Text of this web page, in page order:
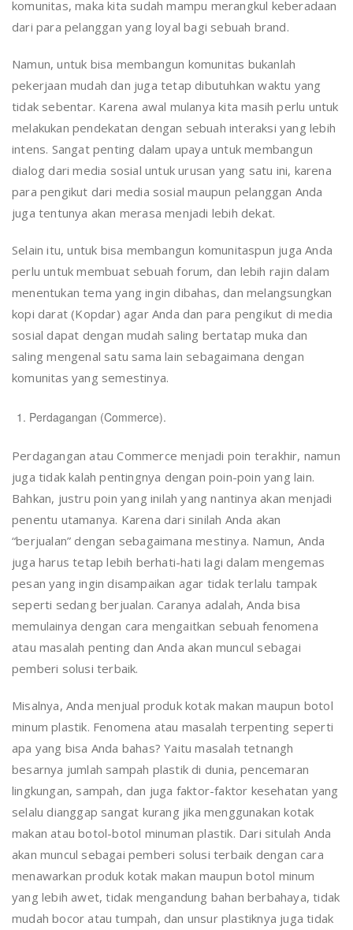
komunitas, maka kita sudah mampu merangkul keberadaan
dari para pelanggan yang loyal bagi sebuah brand.
Namun, untuk bisa membangun komunitas bukanlah
pekerjaan mudah dan juga tetap dibutuhkan waktu yang
tidak sebentar. Karena awal mulanya kita masih perlu untuk
melakukan pendekatan dengan sebuah interaksi yang lebih
intens. Sangat penting dalam upaya untuk membangun
dialog dari media sosial untuk urusan yang satu ini, karena
para pengikut dari media sosial maupun pelanggan Anda
juga tentunya akan merasa menjadi lebih dekat.
Selain itu, untuk bisa membangun komunitaspun juga Anda
perlu untuk membuat sebuah forum, dan lebih rajin dalam
menentukan tema yang ingin dibahas, dan melangsungkan
kopi darat (Kopdar) agar Anda dan para pengikut di media
sosial dapat dengan mudah saling bertatap muka dan
saling mengenal satu sama lain sebagaimana dengan
komunitas yang semestinya.
Perdagangan (Commerce).
Perdagangan atau Commerce menjadi poin terakhir, namun
juga tidak kalah pentingnya dengan poin-poin yang lain.
Bahkan, justru poin yang inilah yang nantinya akan menjadi
penentu utamanya. Karena dari sinilah Anda akan
“berjualan” dengan sebagaimana mestinya. Namun, Anda
juga harus tetap lebih berhati-hati lagi dalam mengemas
pesan yang ingin disampaikan agar tidak terlalu tampak
seperti sedang berjualan. Caranya adalah, Anda bisa
memulainya dengan cara mengaitkan sebuah fenomena
atau masalah penting dan Anda akan muncul sebagai
pemberi solusi terbaik.
Misalnya, Anda menjual produk kotak makan maupun botol
minum plastik. Fenomena atau masalah terpenting seperti
apa yang bisa Anda bahas? Yaitu masalah tetnangh
besarnya jumlah sampah plastik di dunia, pencemaran
lingkungan, sampah, dan juga faktor-faktor kesehatan yang
selalu dianggap sangat kurang jika menggunakan kotak
makan atau botol-botol minuman plastik. Dari situlah Anda
akan muncul sebagai pemberi solusi terbaik dengan cara
menawarkan produk kotak makan maupun botol minum
yang lebih awet, tidak mengandung bahan berbahaya, tidak
mudah bocor atau tumpah, dan unsur plastiknya juga tidak